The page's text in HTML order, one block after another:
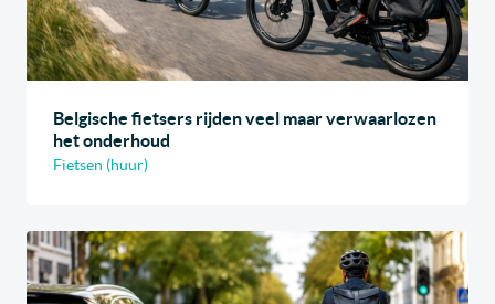
Belgische fietsers rijden veel maar verwaarlozen
het onderhoud
Fietsen (huur)